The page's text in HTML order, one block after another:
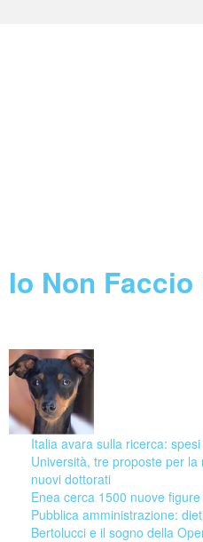
Io Non Faccio
Italia avara sulla ricerca:
Università, tre proposte per
nuovi dottorati
Enea cerca 1500 nuove
Pubblica amministrazione:
Bertolucci e il sogno della